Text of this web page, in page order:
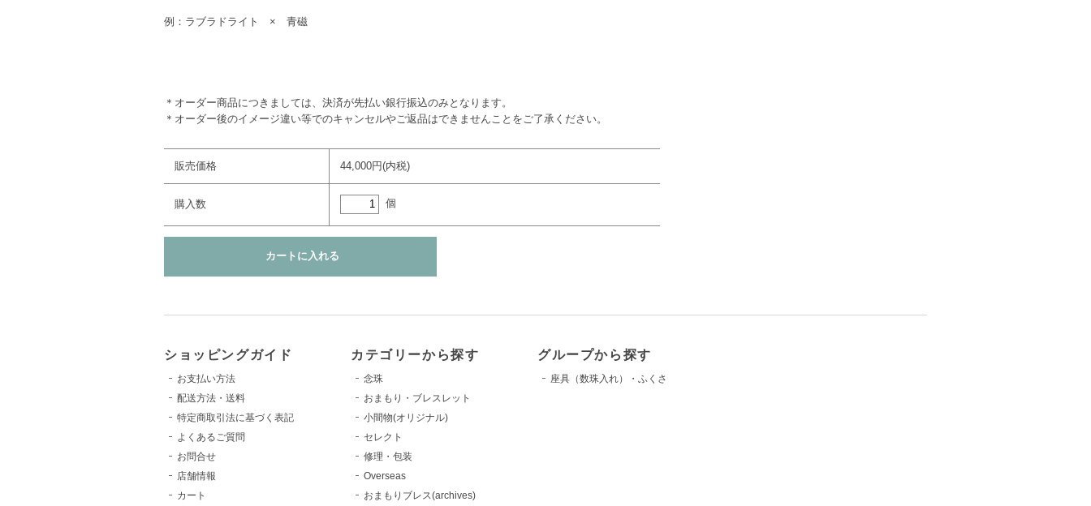
例：ラブラドライト × 青磁
＊オーダー商品につきましては、決済が先払い銀行振込のみとなります。
＊オーダー後のイメージ違い等でのキャンセルやご返品はできませんことをご了承ください。
販売価格 44,000円(内税)
購入数 個
ショッピングガイド
お支払い方法
配送方法・送料
特定商取引法に基づく表記
よくあるご質問
お問合せ
店舗情報
カート
カテゴリーから探す
念珠
おまもり・ブレスレット
小間物(オリジナル)
セレクト
修理・包装
Overseas
おまもりブレス(archives)
グループから探す
座具（数珠入れ）・ふくさ